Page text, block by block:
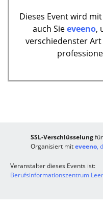
Dieses Event wird mit
auch Sieeveeno,
verschiedenster
SSL-Verschlüsselung
Organisiert miteveeno,
Veranstalter dieses Events ist:
Berufsinformationszentrum Leer